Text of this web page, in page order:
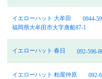
イエローハット 大牟田
0944-
福岡県大牟田市大字唐船87-1
イエローハット 春日 092-596-
イエローハット 粕屋仲原
092-